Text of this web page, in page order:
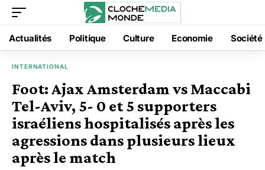
Actualités Politique Culture Economie Société
INTERNATIONAL
Foot: Ajax Amsterdam vs Maccabi
Tel-Aviv, 5- 0 et 5 supporters
israéliens hospitalisés après les
agressions dans plusieurs lieux
après le match